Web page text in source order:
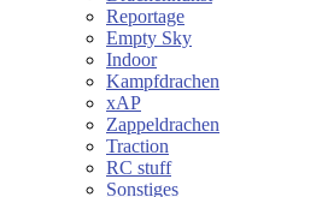
Reportage
Empty Sky
Indoor
Kampfdrachen
xAP
Zappeldrachen
Traction
RC stuff
Sonstiges